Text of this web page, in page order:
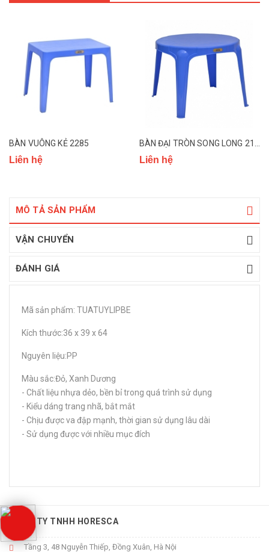
BÀN VUÔNG KẺ 2285
Liên hệ Liên hệ
MÔ TẢ SẢN PHẨM
VẬN CHUYỂN
ĐÁNH GIÁ
Mã sản phẩm: TUATUYLIPBE
Kích thước:36 x 39 x 64
Nguyên liệu:PP
Màu sắc:Đỏ, Xanh Dương
- Chất liệu nhựa dẻo, bền bỉ trong quá trình sử dụng
- Kiểu dáng trang nhã, bắt mắt
- Chịu được va đập mạnh, thời gian sử dụng lâu dài
- Sử dụng được với nhiều mục đích
CÔNG TY TNHH HORESCA
Tầng 3, 48 Nguyễn Thiếp, Đồng Xuân, Hà Nội